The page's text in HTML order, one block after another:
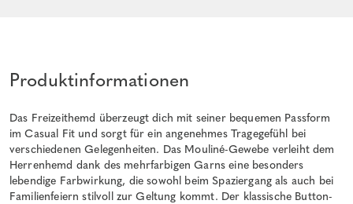
Produktinformationen
Das Freizeithemd überzeugt dich mit seiner bequemen Passform
im Casual Fit und sorgt für ein angenehmes Tragegefühl bei
verschiedenen Gelegenheiten. Das Mouliné-Gewebe verleiht dem
Herrenhemd dank des mehrfarbigen Garns eine besonders
lebendige Farbwirkung, die sowohl beim Spaziergang als auch bei
Familienfeiern stilvoll zur Geltung kommt. Der klassische Button-